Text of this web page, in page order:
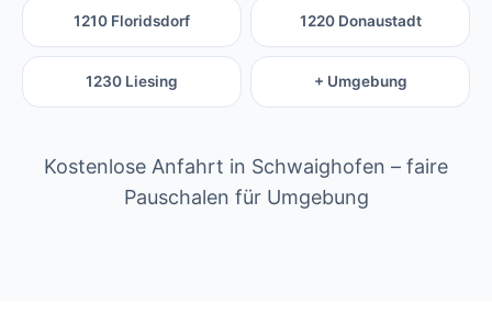
1210 Floridsdorf 1220 Donaustadt
1230 Liesing + Umgebung
Kostenlose Anfahrt in Schwaighofen – faire
Pauschalen für Umgebung